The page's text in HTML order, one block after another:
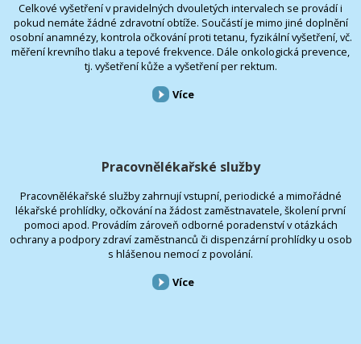
Celkové vyšetření v pravidelných dvouletých intervalech se provádí i
pokud nemáte žádné zdravotní obtíže. Součástí je mimo jiné doplnění
osobní anamnézy, kontrola očkování proti tetanu, fyzikální vyšetření, vč.
měření krevního tlaku a tepové frekvence. Dále onkologická prevence,
tj. vyšetření kůže a vyšetření per rektum.
Více
Pracovnělékařské služby
Pracovnělékařské služby zahrnují vstupní, periodické a mimořádné
lékařské prohlídky, očkování na žádost zaměstnavatele, školení první
pomoci apod. Provádím zároveň odborné poradenství v otázkách
ochrany a podpory zdraví zaměstnanců či dispenzární prohlídky u osob
s hlášenou nemocí z povolání.
Více